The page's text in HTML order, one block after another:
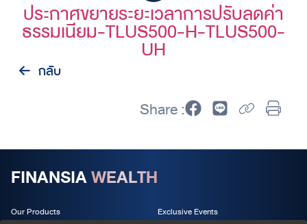
ประกาศขยายระยะเวลาการปรับลดค่า
ธรรมเนียม-TLUS500-H-TLUS500-
UH
กลับ
Share :
FINANSIAWEALTH
Our Products Exclusive Events